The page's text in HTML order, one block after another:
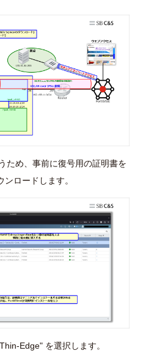
ため、事前に復号用の証明書を
ロードします。
Edge" を選択します。